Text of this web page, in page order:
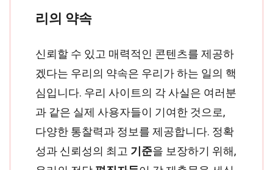
리의 약속
신뢰할 수 있고 매력적인 콘텐츠를 제공하
겠다는 우리의 약속은 우리가 하는 일의 핵
심입니다. 우리 사이트의 각 사실은 여러분
과 같은 실제 사용자들이 기여한 것으로,
다양한 통찰력과 정보를 제공합니다. 정확
성과 신뢰성의 최고 기준을 보장하기 위해,